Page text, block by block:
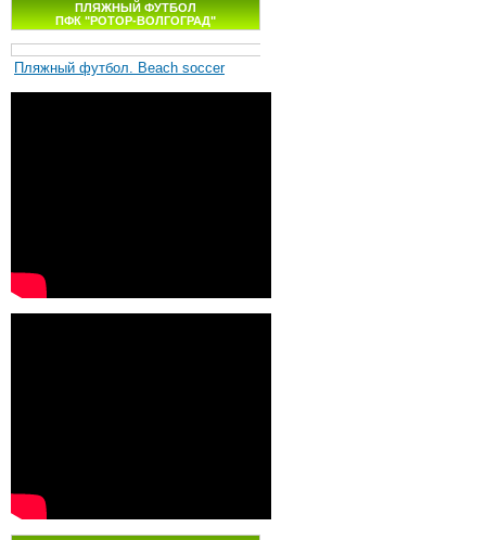
ПЛЯЖНЫЙ ФУТБОЛ
ПФК "РОТОР-ВОЛГОГРАД"
Пляжный футбол. Beach soccer